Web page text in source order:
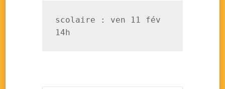
scolaire : ven 11 fév
14h